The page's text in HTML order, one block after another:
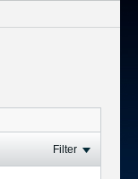
Filter